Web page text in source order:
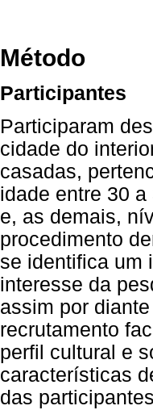
Método
Participantes
Participaram
cidade do
casadas,
idade entre 30
e, as demais,
procedimento
se identifica um
interesse da
assim por
recrutamento
perfil cultural e
características
das